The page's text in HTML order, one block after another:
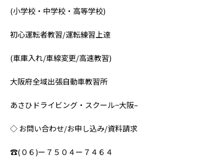
(小学校・中学校・高等学校)
初心運転者教習/運転練習上達
(車庫入れ/車線変更/高速教習)
大阪府全域出張自動車教習所
あさひドライビング・スクール−大阪–
◇ お問い合わせ/お申し込み/資料請求
☎︎(０６)ー７５０４ー７４６４